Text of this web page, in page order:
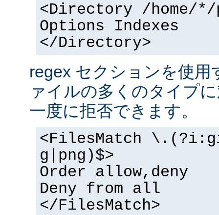
<Directory /home/
Options Indexes
</Directory>
regex セクションを使
ァイルの多くのタイプ
一度に拒否できます。
<FilesMatch
g|png)$>
Order allow,deny
Deny from all
</FilesMatch>